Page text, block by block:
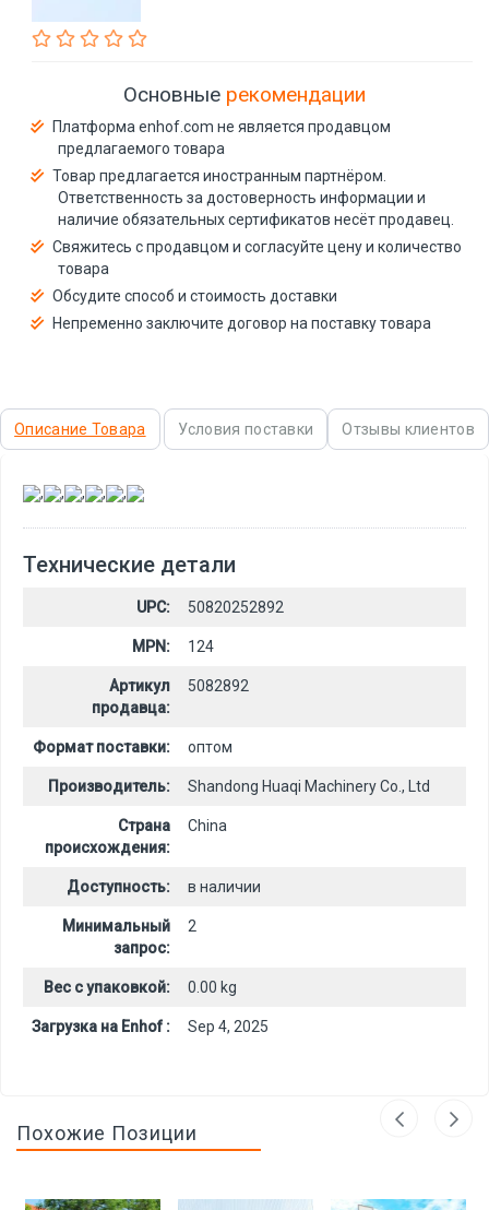
Основные рекомендации
Платформа enhof.com не является продавцом
предлагаемого товара
Товар предлагается иностранным партнёром.
Ответственность за достоверность информации и
наличие обязательных сертификатов несёт продавец.
Свяжитесь с продавцом и согласуйте цену и количество
товара
Обсудите способ и стоимость доставки
Непременно заключите договор на поставку товара
Описание Товара Условия поставки Отзывы клиентов
, , , , ,
Технические детали
UPC: 50820252892
MPN: 124
Артикул
продавца:
5082892
Формат поставки: оптом
Производитель: Shandong Huaqi Machinery Co., Ltd
Страна
происхождения:
China
Доступность: в наличии
Минимальный
запрос:
2
Вес с упаковкой: 0.00 kg
Загрузка на Enhof : Sep 4, 2025
Похожие Позиции